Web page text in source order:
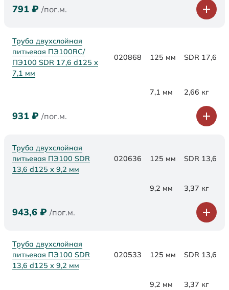
791 ₽ /пог.м.
Труба двухслойная
питьевая ПЭ100RC/
ПЭ100 SDR 17,6 d125 х
7,1 мм
020868 125 мм SDR 17,6
7,1 мм 2,66 кг
931 ₽ /пог.м.
Труба двухслойная
питьевая ПЭ100 SDR
13,6 d125 х 9,2 мм
020636 125 мм SDR 13,6
9,2 мм 3,37 кг
943,6 ₽ /пог.м.
Труба двухслойная
питьевая ПЭ100 SDR
13,6 d125 х 9,2 мм
020533 125 мм SDR 13,6
9,2 мм 3,37 кг